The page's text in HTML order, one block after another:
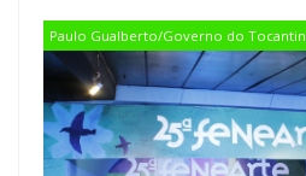
Paulo Gualberto/Governo do